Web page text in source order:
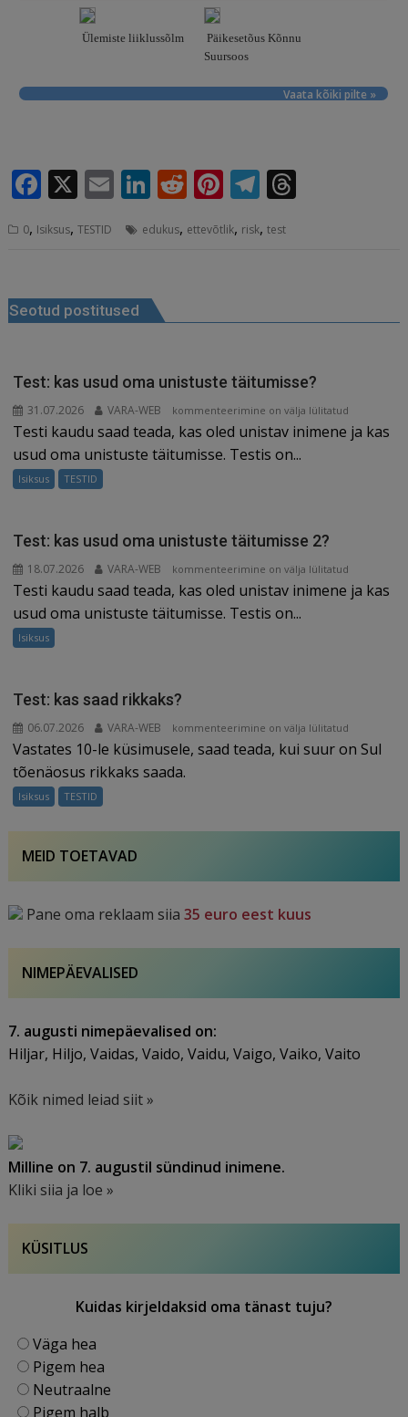
Ülemiste liiklussõlm
Päikesetõus Kõnnu
Suursoos
Vaata kõiki pilte »
F
a
c
b
o
k
X E
m
ai
Li
n
k
dI
n
R
e
d
Pi
n
te
st
T
el
e
m d
0, Isiksus,TESTID edukus, ettevõtlik, risk,test
Seotud postitused
Test: kas usud oma unistuste täitumisse?
31.07.2026 VARA-WEB
Test:
kas
usud
kommenteerimine on välja lülitatud
Testi kaudu saad teada, kas oled unistav inimene ja kas
usud oma unistuste täitumisse. Testis on...
Isiksus TESTID
Test: kas usud oma unistuste täitumisse 2?
18.07.2026 VARA-WEB
Test:
kas
usud
kommenteerimine on välja lülitatud
Testi kaudu saad teada, kas oled unistav inimene ja kas
usud oma unistuste täitumisse. Testis on...
Isiksus
Test: kas saad rikkaks?
06.07.2026 VARA-WEB
Test:
kas
saad
kommenteerimine on välja lülitatud
Vastates 10-le küsimusele, saad teada, kui suur on Sul
tõenäosus rikkaks saada.
Isiksus TESTID
MEID TOETAVAD
Pane oma reklaam siia35 euro eest kuus
NIMEPÄEVALISED
7. augusti nimepäevalised on:
Hiljar, Hiljo, Vaidas, Vaido, Vaidu, Vaigo, Vaiko, Vaito
Kõik nimed leiad siit »
Milline on 7. augustil sündinud inimene.
Kliki siia ja loe »
KÜSITLUS
Kuidas kirjeldaksid oma tänast tuju?
Väga hea
Pigem hea
Neutraalne
Pigem halb